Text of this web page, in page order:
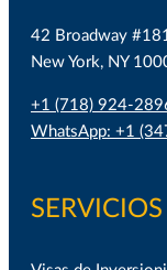
42 Broadway
New York, NY
+1 (718) 924-
WhatsApp: +1
SERVICIOS